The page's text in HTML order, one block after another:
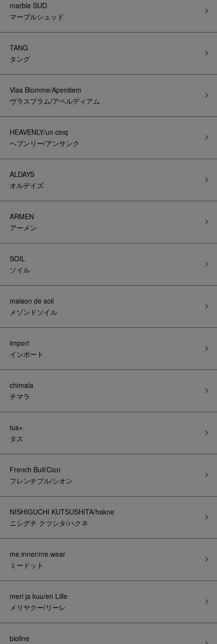
marble SUD
マーブルシュッド
TANG
タング
Vlas Blomme/Aperdiem
ヴラスブラム/アペルディアム
HEAVENLY/un cinq
ヘブンリー/アンサンク
ALDAYS
オルデイズ
ARMEN
アーメン
SOIL
ソイル
maison de soil
メゾンドソイル
import
インポート
chimala
チマラ
tus+
タス
French Bull/Cion
フレンチブル/シオン
NISHIGUCHI KUTSUSHITA/hakne
ニシグチ クツシタ/ハクネ
me.inner/me.wear
ミードット
meri ja kuu/en Lille
メリヤクー/リーレ
biollne